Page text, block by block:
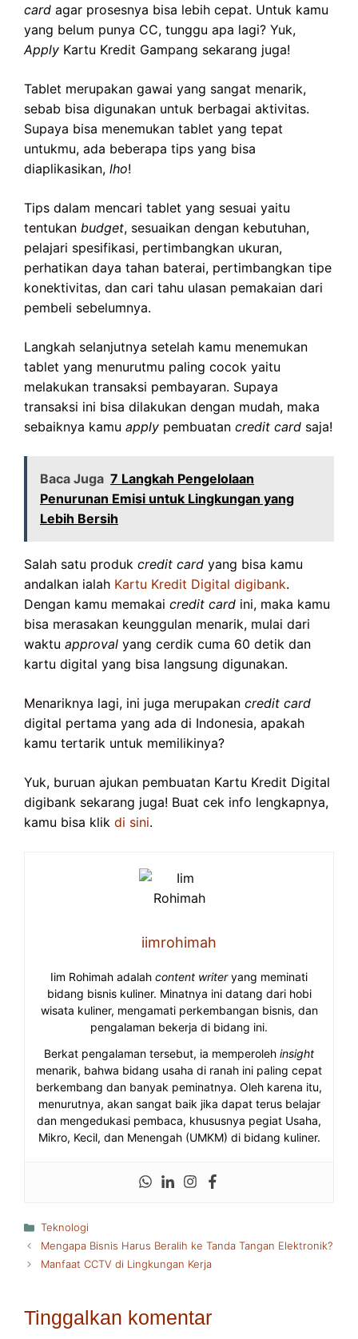
card agar prosesnya bisa lebih cepat. Untuk kamu
yang belum punya CC, tunggu apa lagi? Yuk,
Apply Kartu Kredit Gampang sekarang juga!
Tablet merupakan gawai yang sangat menarik,
sebab bisa digunakan untuk berbagai aktivitas.
Supaya bisa menemukan tablet yang tepat
untukmu, ada beberapa tips yang bisa
diaplikasikan, lho!
Tips dalam mencari tablet yang sesuai yaitu
tentukan budget, sesuaikan dengan kebutuhan,
pelajari spesifikasi, pertimbangkan ukuran,
perhatikan daya tahan baterai, pertimbangkan tipe
konektivitas, dan cari tahu ulasan pemakaian dari
pembeli sebelumnya.
Langkah selanjutnya setelah kamu menemukan
tablet yang menurutmu paling cocok yaitu
melakukan transaksi pembayaran. Supaya
transaksi ini bisa dilakukan dengan mudah, maka
sebaiknya kamu apply pembuatan credit card saja!
Baca Juga 7 Langkah Pengelolaan
Penurunan Emisi untuk Lingkungan yang
Lebih Bersih
Salah satu produk credit card yang bisa kamu
andalkan ialah Kartu Kredit Digital digibank.
Dengan kamu memakai credit card ini, maka kamu
bisa merasakan keunggulan menarik, mulai dari
waktu approval yang cerdik cuma 60 detik dan
kartu digital yang bisa langsung digunakan.
Menariknya lagi, ini juga merupakan credit card
digital pertama yang ada di Indonesia, apakah
kamu tertarik untuk memilikinya?
Yuk, buruan ajukan pembuatan Kartu Kredit Digital
digibank sekarang juga! Buat cek info lengkapnya,
kamu bisa klik di sini.
iimrohimah
Iim Rohimah adalah content writeryang meminati
bidang bisnis kuliner. Minatnya ini datang dari hobi
wisata kuliner, mengamati perkembangan bisnis, dan
pengalaman bekerja di bidang ini.
Berkat pengalaman tersebut, ia memperoleh insight
menarik, bahwa bidang usaha di ranah ini paling cepat
berkembang dan banyak peminatnya. Oleh karena itu,
menurutnya, akan sangat baik jika dapat terus belajar
dan mengedukasi pembaca, khususnya pegiat Usaha,
Mikro, Kecil, dan Menengah (UMKM) di bidang kuliner.
Kategori
Teknologi
Mengapa Bisnis Harus Beralih ke Tanda Tangan Elektronik?
Manfaat CCTV di Lingkungan Kerja
Tinggalkan komentar